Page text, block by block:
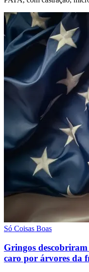
Só Coisas Boas
Gringos
caro por árvores da